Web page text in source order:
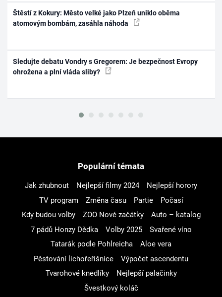
Štěstí z Kokury: Město velké jako Plzeň uniklo oběma
atomovým bombám, zasáhla náhoda
Sledujte debatu Vondry s Gregorem: Je bezpečnost Evropy
ohrožena a plní vláda sliby?
Populární témata
Jak zhubnout Nejlepší filmy 2024
Nejlepší horory
TV program
Změna času Partie
Počasí
Kdy budou volby
ZOO Nové začátky
Auto – katalog
7 pádů Honzy Dědka
Volby 2025
Svařené víno
Tatarák podle Pohlreicha
Aloe vera
Pěstování lichořeřišnice
Výpočet ascendentu
Tvarohové knedlíky
Nejlepší palačinky
Švestkový koláč